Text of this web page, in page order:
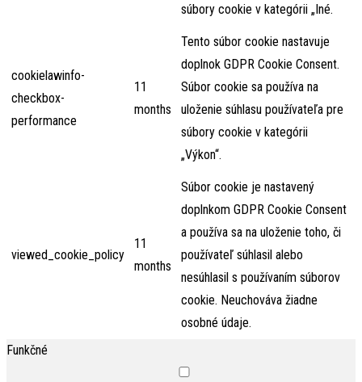
súbory cookie v kategórii „Iné.
cookielawinfo-
checkbox-
performance
11
months
Tento súbor cookie nastavuje
doplnok GDPR Cookie Consent.
Súbor cookie sa používa na
uloženie súhlasu používateľa pre
súbory cookie v kategórii
„Výkon“.
viewed_cookie_policy
11
months
Súbor cookie je nastavený
doplnkom GDPR Cookie Consent
a používa sa na uloženie toho, či
používateľ súhlasil alebo
nesúhlasil s používaním súborov
cookie. Neuchováva žiadne
osobné údaje.
Funkčné